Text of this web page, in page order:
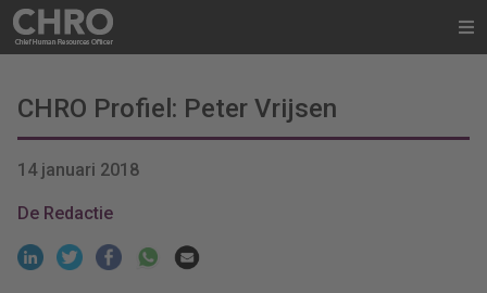
CHRO Profiel: Peter Vrijsen
14 januari 2018
De Redactie